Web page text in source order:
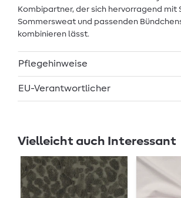
Kombipartner, der sich hervorragend mit
Sommersweat und passenden
kombinieren lässt.
Pflegehinweise
EU-Verantwortlicher
Vielleicht auch Interessant